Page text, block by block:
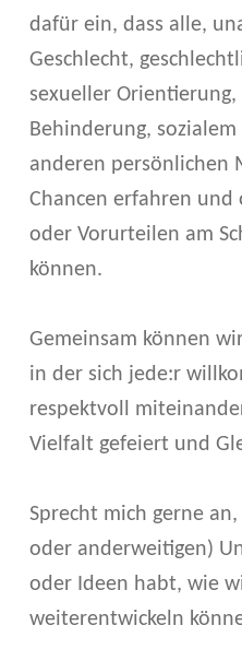
dafür ein, dass alle,
Geschlecht,
sexueller
Behinderung,
anderen persönlichen
Chancen erfahren
oder Vorurteilen am
können.
Gemeinsam können
in der sich jede:r
respektvoll
Vielfalt gefeiert und
Sprecht mich gerne
oder anderweitigen)
oder Ideen habt, wie
weiterentwickeln